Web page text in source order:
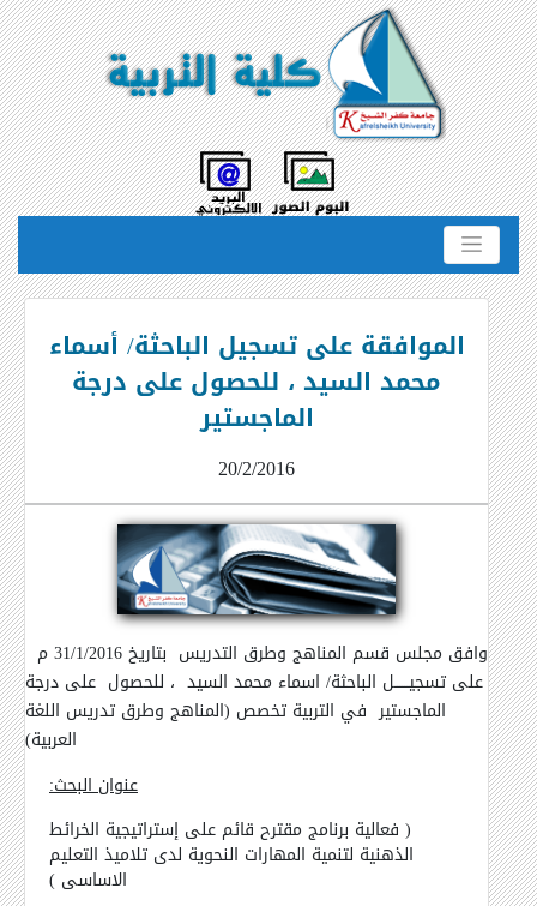
الموافقة على تسجيل الباحثة/ أسماء
محمد السيد ، للحصول على درجة
الماجستير
20/2/2016
وافق مجلس قسم المناهج وطرق التدريس بتاريخ 31/1/2016 م
على تسجيــــــل الباحثة/ اسماء محمد السيد ، للحصول على درجة
الماجستيرفي التربية تخصص (المناهج وطرق تدريس اللغة
العربية)
عنوان البحث:
( فعالية برنامج مقترح قائم على إستراتيجية الخرائط
الذهنية لتنمية المهارات النحوية لدى تلاميذ التعليم
الاساسى )